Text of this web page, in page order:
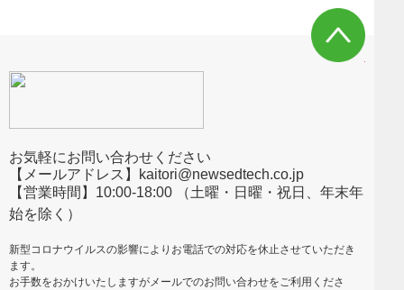
お気軽にお問い合わせください
【メールアドレス】kaitori@newsedtech.co.jp
【営業時間】10:00-18:00 （土曜・日曜・祝日、年末年
始を除く）
新型コロナウイルスの影響によりお電話での対応を休止させていただき
ます。
お手数をおかけいたしますがメールでのお問い合わせをご利用くださ